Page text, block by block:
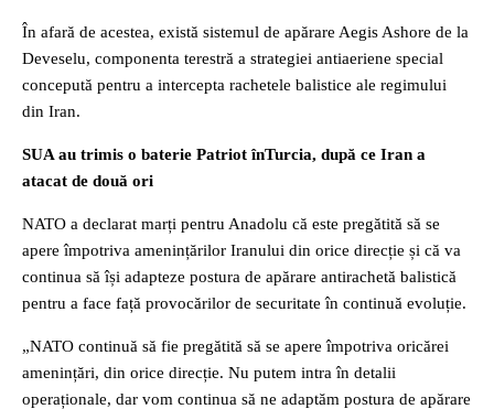
În afară de acestea, există sistemul de apărare Aegis Ashore de la
Deveselu, componenta terestră a strategiei antiaeriene special
concepută pentru a intercepta rachetele balistice ale regimului
din Iran.
SUA au trimis o baterie Patriot înTurcia, după ce Iran a
atacat de două ori
NATO a declarat marți pentru Anadolu că este pregătită să se
apere împotriva amenințărilor Iranului din orice direcție și că va
continua să își adapteze postura de apărare antirachetă balistică
pentru a face față provocărilor de securitate în continuă evoluție.
„NATO continuă să fie pregătită să se apere împotriva oricărei
amenințări, din orice direcție. Nu putem intra în detalii
operaționale, dar vom continua să ne adaptăm postura de apărare